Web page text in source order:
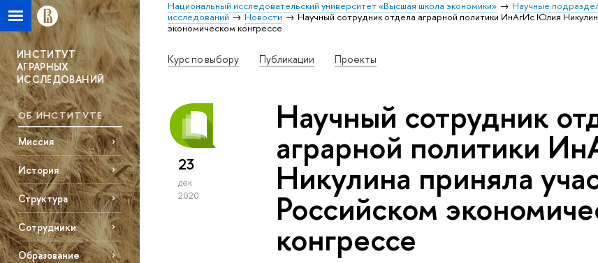
Национальный исследовательский университет «Высшая школа экономики» Научные
исследований
Новости
Научный сотрудник отдела аграрной политики ИнАгИс Юлия
экономическом конгрессе
ИНСТИТУТ
АГРАРНЫХ
ИССЛЕДОВАНИЙ
ОБ ИНСТИТУТЕ
Миссия
История
Структура
Сотрудники
Образование
Курс по выбору Публикации Проекты
23
дек
2020
Научный сотрудник
аграрной политики
Никулина приняла
Российском
конгрессе